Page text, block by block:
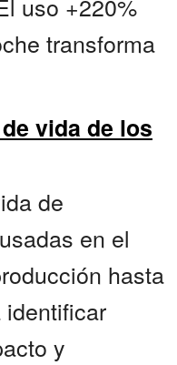
transforma
vida de los
de
en el
hasta
y